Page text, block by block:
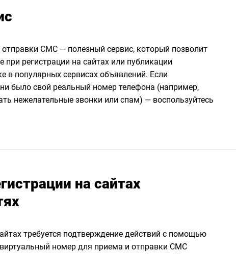
СМС — полезный сервис, который позволит
при регистрации на сайтах или публикации
в популярных сервисах объявлений. Если
было свой реальный номер телефона (например,
нежелательные звонки или спам) — воспользуйтесь
на сайтах
требуется подтверждение действий с помощью
номер для приема и отправки СМС